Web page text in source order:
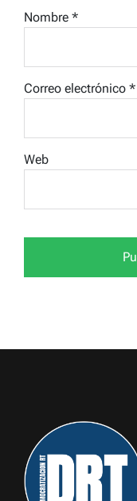
Nombre *
Correo electrónico *
Web